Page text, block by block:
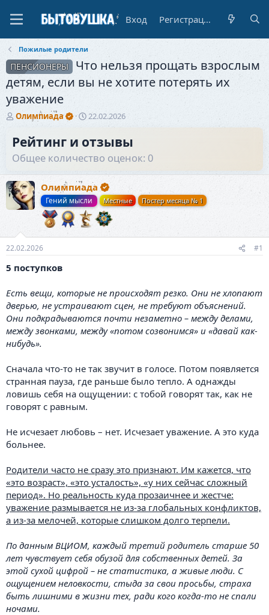
Вход Регистрация
Пожилые родители
ПЕНСИОНЕРЫ
Что нельзя прощать взрослым
детям, если вы не хотите потерять их
уважение
А
т
р
т
е
м
ы
Олимпиада
Д
т
а
н
а
л
а
22.02.2026
Рейтинг и отзывы
Общее количество оценок: 0
Олимпиада
Гений мысли Местные Постер месяца № 1
22.02.2026 #1
5 поступков
Есть вещи, которые не происходят резко. Они не хлопают
дверью, не устраивают сцен, не требуют объяснений.
Они подкрадываются почти незаметно – между делами,
между звонками, между «потом созвонимся» и «давай как-
нибудь».
Сначала что-то не так звучит в голосе. Потом появляется
странная пауза, где раньше было тепло. А однажды
ловишь себя на ощущении: с тобой говорят так, как не
говорят с равным.
Не исчезает любовь – нет. Исчезает уважение. А это куда
больнее.
Родители часто не сразу это признают. Им кажется, что
«это возраст», «это усталость», «у них сейчас сложный
период». Но реальность куда прозаичнее и жестче:
уважение размывается не из-за глобальных конфликтов,
а из-за мелочей, которые слишком долго терпели.
По данным ВЦИОМ, каждый третий родитель старше 50
лет чувствует себя обузой для собственных детей. За
этой сухой цифрой – не статистика, а живые люди. С
ощущением неловкости, стыда за свои просьбы, страха
быть лишними в жизни тех, ради кого когда-то не спали
ночами.